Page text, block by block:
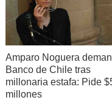
Amparo Noguera
Banco de Chile tras
millonaria estafa: Pide
millones